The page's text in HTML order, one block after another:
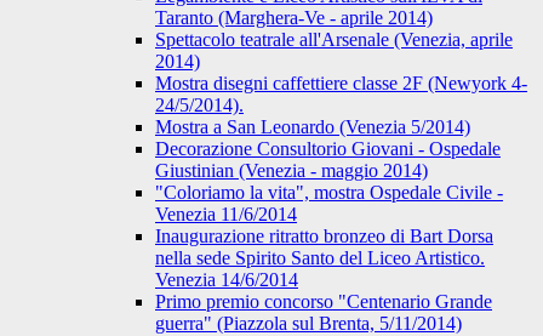
Taranto (Marghera-Ve - aprile 2014)
Spettacolo teatrale all'Arsenale (Venezia, aprile
2014)
Mostra disegni caffettiere classe 2F (Newyork 4-
24/5/2014).
Mostra a San Leonardo (Venezia 5/2014)
Decorazione Consultorio Giovani - Ospedale
Giustinian (Venezia - maggio 2014)
"Coloriamo la vita", mostra Ospedale Civile -
Venezia 11/6/2014
Inaugurazione ritratto bronzeo di Bart Dorsa
nella sede Spirito Santo del Liceo Artistico.
Venezia 14/6/2014
Primo premio concorso "Centenario Grande
guerra" (Piazzola sul Brenta, 5/11/2014)